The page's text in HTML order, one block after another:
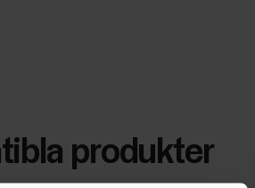
produkter